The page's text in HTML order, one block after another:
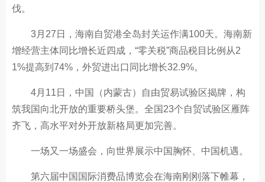
伐。
3月27日，海南自贸港全岛封关运作满100天。海南新
增经营主体同比增长近四成，“零关税”商品税目比例从2
1%提高到74%，外贸进出口同比增长32.9%。
4月11日，中国（内蒙古）自由贸易试验区揭牌，构
筑我国向北开放的重要桥头堡。全国23个自贸试验区雁阵
齐飞，高水平对外开放新格局更加完善。
一场又一场盛会，向世界展示中国胸怀、中国机遇。
第六届中国国际消费品博览会在海南刚刚落下帷幕，